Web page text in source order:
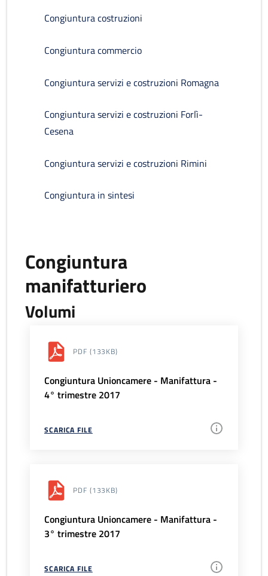
Congiuntura costruzioni
Congiuntura commercio
Congiuntura servizi e costruzioni Romagna
Congiuntura servizi e costruzioni Forlì-
Cesena
Congiuntura servizi e costruzioni Rimini
Congiuntura in sintesi
Congiuntura
manifatturiero
Volumi
PDF (133KB)
Congiuntura Unioncamere - Manifattura -
4° trimestre 2017
SCARICA FILE
PDF (133KB)
Congiuntura Unioncamere - Manifattura -
3° trimestre 2017
SCARICA FILE